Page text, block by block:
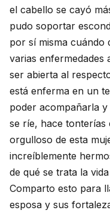
el cabello se cayó
pudo soportar
por sí misma cuándo
varias enfermedades
ser abierta al
está enferma en un
poder acompañarla
se ríe, hace tonterías
orgulloso de esta
increíblemente
de qué se trata la
Comparto esto para
esposa y sus